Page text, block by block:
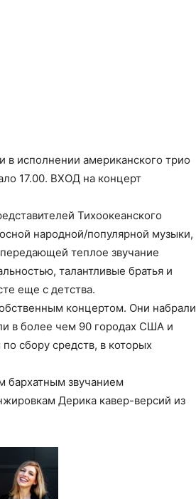
исполнении американского трио
17.00. ВХОД на концерт
Тихоокеанского
народной/популярной музыки,
теплое звучание
талантливые братья и
еще с детства.
концертом. Они набрали
в более чем 90 городах США и
сбору средств, в которых
бархатным звучанием
Дерика кавер-версий из